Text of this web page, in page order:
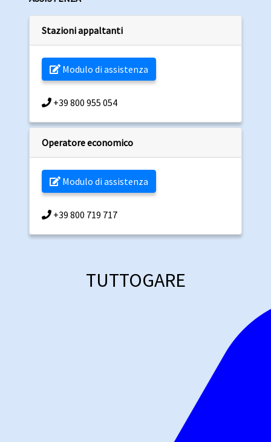
Stazioni appaltanti
Modulo di assistenza
+39 800 955 054
Operatore economico
Modulo di assistenza
+39 800 719 717
TUTTOGARE